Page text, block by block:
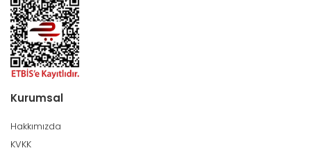
Kurumsal
Hakkımızda
KVKK